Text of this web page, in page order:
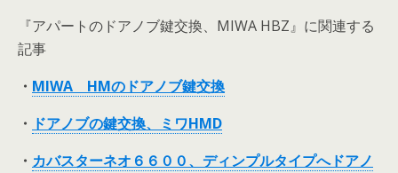
『アパートのドアノブ鍵交換、MIWA HBZ』に関連する
記事
・ MIWA HMのドアノブ鍵交換
・ ドアノブの鍵交換、ミワHMD
・ カバスターネオ６６００、ディンプルタイプへドアノ